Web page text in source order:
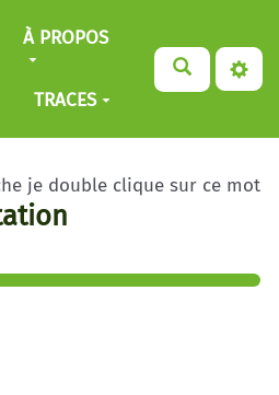
À PROPOS
TRACES
je double clique sur ce mot